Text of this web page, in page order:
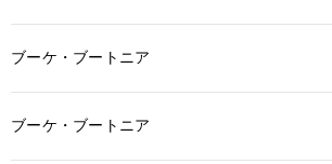
ブーケ・ブートニア
ブーケ・ブートニア